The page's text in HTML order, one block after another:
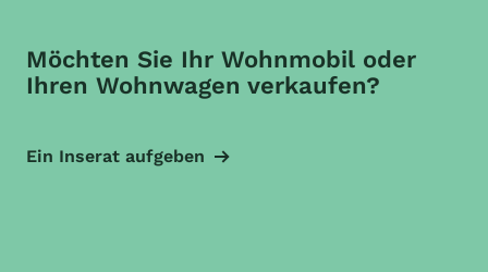
Möchten Sie Ihr Wohnmobil oder
Ihren Wohnwagen verkaufen?
Ein Inserat aufgeben